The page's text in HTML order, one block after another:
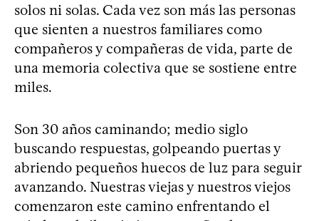
solos ni solas. Cada vez son más las personas
que sienten a nuestros familiares como
compañeros y compañeras de vida, parte de
una memoria colectiva que se sostiene entre
miles.
Son 30 años caminando; medio siglo
buscando respuestas, golpeando puertas y
abriendo pequeños huecos de luz para seguir
avanzando. Nuestras viejas y nuestros viejos
comenzaron este camino enfrentando el